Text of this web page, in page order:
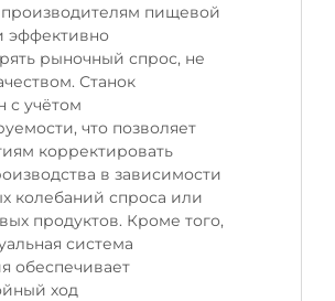
производителям пищевой
эффективно
рыночный спрос, не
Станок
с учётом
что позволяет
корректировать
в зависимости
колебаний спроса или
продуктов. Кроме того,
система
обеспечивает
ход